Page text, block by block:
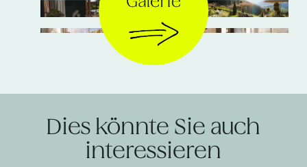
© NEST X NOMAD
Dies könnte Sie auch
interessieren